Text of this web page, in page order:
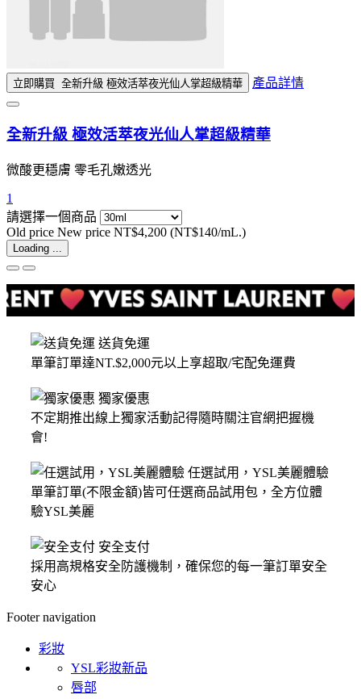
立即購買 全新升級 極效活萃夜光仙人掌超級精華 產品詳情
全新升級 極效活萃夜光仙人掌超級精華
微酸更穩膚 零毛孔嫩透光
1
請選擇一個商品
Old price New price NT$4,200 (NT$140/mL.)
Loading ...
送貨免運
單筆訂單達NT.$2,000元以上享超取/宅配免運費
獨家優惠
不定期推出線上獨家活動記得隨時關注官網把握機
會!
任選試用，YSL美麗體驗
單筆訂單(不限金額)皆可任選商品試用包，全方位體
驗YSL美麗
安全支付
採用高規格安全防護機制，確保您的每一筆訂單安全
安心
Footer navigation
彩妝
YSL彩妝新品
唇部